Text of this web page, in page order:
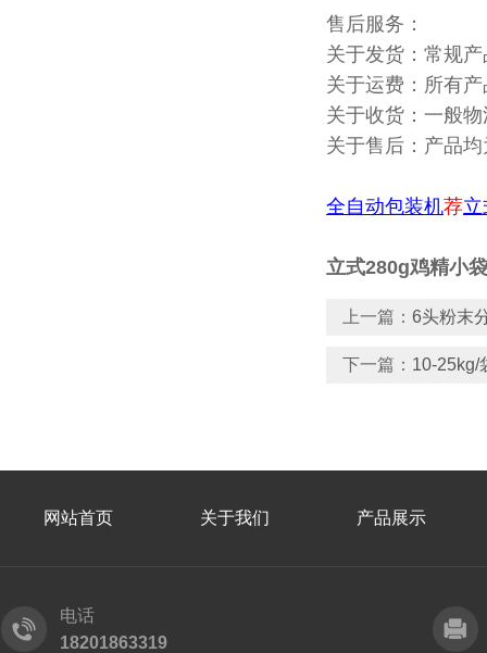
售后服务：
关于发货：常规
关于运费：所有
关于收货：一般
关于售后：产品
全自动包装机荐
立式280g鸡精小
上一篇： 6头粉末
下一篇： 10-25kg/
网站首页 关于我们 产品展示
电话
18201863319